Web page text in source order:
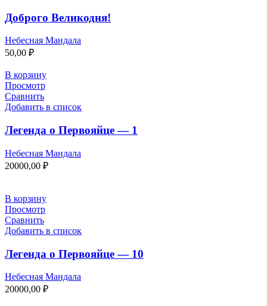
Доброго Великодня!
Небесная Мандала
50,00 ₽
В корзину
Просмотр
Сравнить
Добавить в список
Легенда о Первояйце — 1
Небесная Мандала
20000,00 ₽
В корзину
Просмотр
Сравнить
Добавить в список
Легенда о Первояйце — 10
Небесная Мандала
20000,00 ₽